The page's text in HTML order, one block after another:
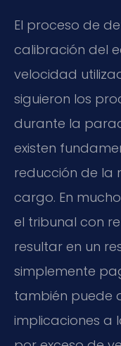
El proceso de
calibración del
velocidad
siguieron los
durante la
existen
reducción de la
cargo. En
el tribunal con
resultar en un
simplemente
también puede
implicaciones a